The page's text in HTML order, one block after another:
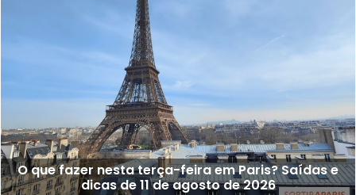
O que fazer nesta terça-feira em Paris? Saídas e
dicas de 11 de agosto de 2026